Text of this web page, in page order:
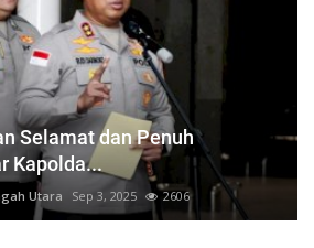
Selamat dan Penuh
Kapolda...
Utara Sep 3, 2025 2606